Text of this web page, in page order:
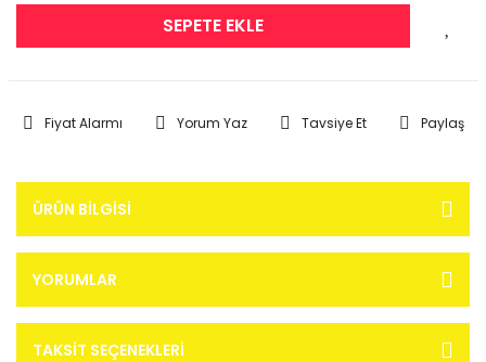
SEPETE EKLE
Fiyat Alarmı Yorum Yaz Tavsiye Et Paylaş
ÜRÜN BILGISI
YORUMLAR
TAKSIT SEÇENEKLERI